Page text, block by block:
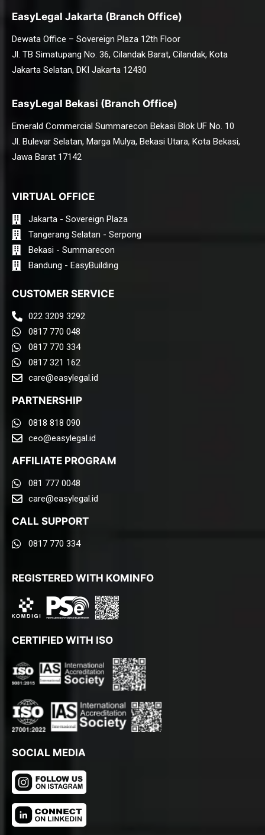
EasyLegal Jakarta (Branch Office)
Dewata Office – Sovereign Plaza 12th Floor
Jl. TB Simatupang No. 36, Cilandak Barat, Cilandak, Kota
Jakarta Selatan, DKI Jakarta 12430
EasyLegal Bekasi (Branch Office)
Emerald Commercial Summarecon Bekasi Blok UF No. 10
Jl. Bulevar Selatan, Marga Mulya, Bekasi Utara, Kota Bekasi,
Jawa Barat 17142
VIRTUAL OFFICE
Jakarta - Sovereign Plaza
Tangerang Selatan - Serpong
Bekasi - Summarecon
Bandung - EasyBuilding
CUSTOMER SERVICE
022 3209 3292
0817 770 048
0817 770 334
0817 321 162
care@easylegal.id​
PARTNERSHIP
0818 818 090
ceo@easylegal.id
AFFILIATE PROGRAM
081 777 0048
care@easylegal.id​
CALL SUPPORT
0817 770 334
REGISTERED WITH KOMINFO
CERTIFIED WITH ISO
SOCIAL MEDIA